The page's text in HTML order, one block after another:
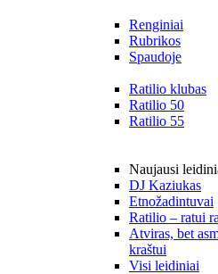
Renginiai
Rubrikos
Spaudoje
Ratilio klubas
Ratilio 50
Ratilio 55
Naujausi
DJ Kaziukas
Etnožadintuvai
Ratilio – ratui
Atviras, bet
kraštui
Visi leidiniai